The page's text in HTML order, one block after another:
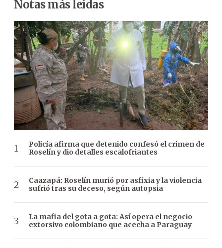
Notas más leídas
Policía afirma que detenido confesó el crimen de
Roselín y dio detalles escalofriantes
Caazapá: Roselín murió por asfixia y la violencia
sufrió tras su deceso, según autopsia
La mafia del gota a gota: Así opera el negocio
extorsivo colombiano que acecha a Paraguay